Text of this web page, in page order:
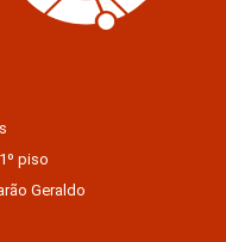
piso
Geraldo